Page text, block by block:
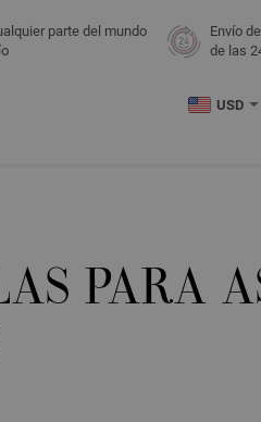
parte del mundo
Envío
de las
USD
PARA